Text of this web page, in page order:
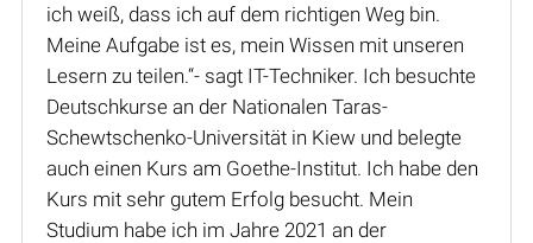
ich weiß, dass ich auf dem richtigen Weg bin.
Meine Aufgabe ist es, mein Wissen mit unseren
Lesern zu teilen.“- sagt IT-Techniker. Ich besuchte
Deutschkurse an der Nationalen Taras-
Schewtschenko-Universität in Kiew und belegte
auch einen Kurs am Goethe-Institut. Ich habe den
Kurs mit sehr gutem Erfolg besucht. Mein
Studium habe ich im Jahre 2021 an der